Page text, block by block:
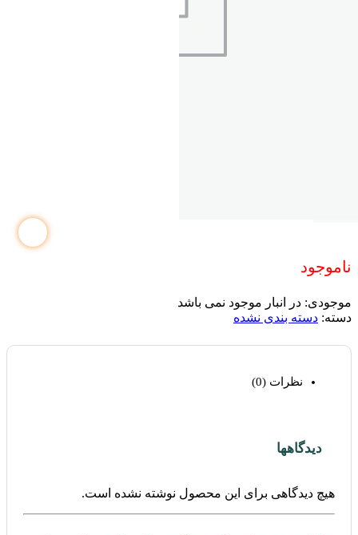
ناموجود
موجودی: در انبار موجود نمی باشد
دسته: دسته بندی نشده
نظرات (0)
دیدگاهها
هیچ دیدگاهی برای این محصول نوشته نشده است.